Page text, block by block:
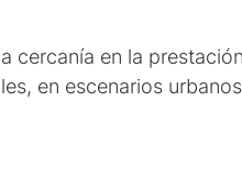
cercanía en la
en escenarios